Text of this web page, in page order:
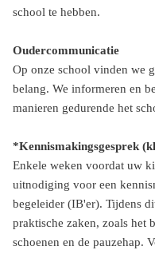
school te hebben.
Oudercommunicatie
Op onze school vinden we
belang. We informeren en
manieren gedurende het
*Kennismakingsgesprek
Enkele weken voordat uw
uitnodiging voor een
begeleider (IB'er). Tijdens
praktische zaken, zoals het
schoenen en de pauzehap.